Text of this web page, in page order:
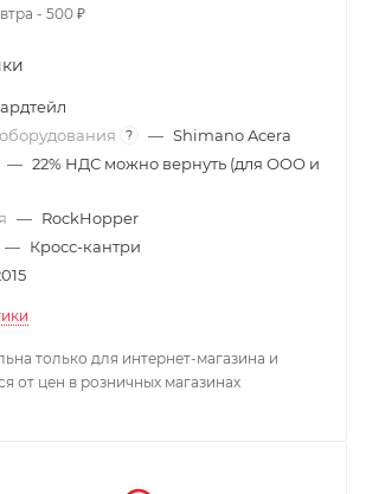
- 500 ₽
? — Shimano Acera
— 22% НДС можно вернуть (для ООО и
— RockHopper
— Кросс-кантри
только для интернет-магазина и
от цен в розничных магазинах